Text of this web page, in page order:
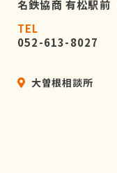
場合があり
名鉄協商 有松駅前
TEL
052-613-8027
大曽根相談所